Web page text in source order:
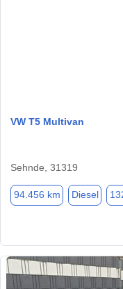
VW T5 Multivan
Sehnde, 31319
94.456 km Diesel